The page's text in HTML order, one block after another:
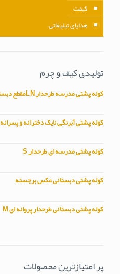
گیفت
هدایای تبلیغاتی
تولیدی کیف و چرم
کوله پشتی مدرسه طرحدار LNمقطع دبستان و راهنمایی
کوله پشتی آبرنگی نایک دخترانه و پسرانه
کوله پشتی مدرسه ای طرحدار S
کوله پشتی دبستانی عکس برجسته
کوله پشتی دبستانی طرحدار پروانه ای M
پر امتیازترین محصولات